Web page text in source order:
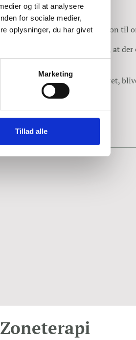
og til at analysere
for sociale medier,
oplysninger, du har givet
Marketing
Tillad alle
og der kommer mere cirkulation til
kejsersnit eller andet, at der
at arret, og området omkring arret,